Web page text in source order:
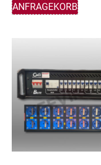
ANFRAGEKORB